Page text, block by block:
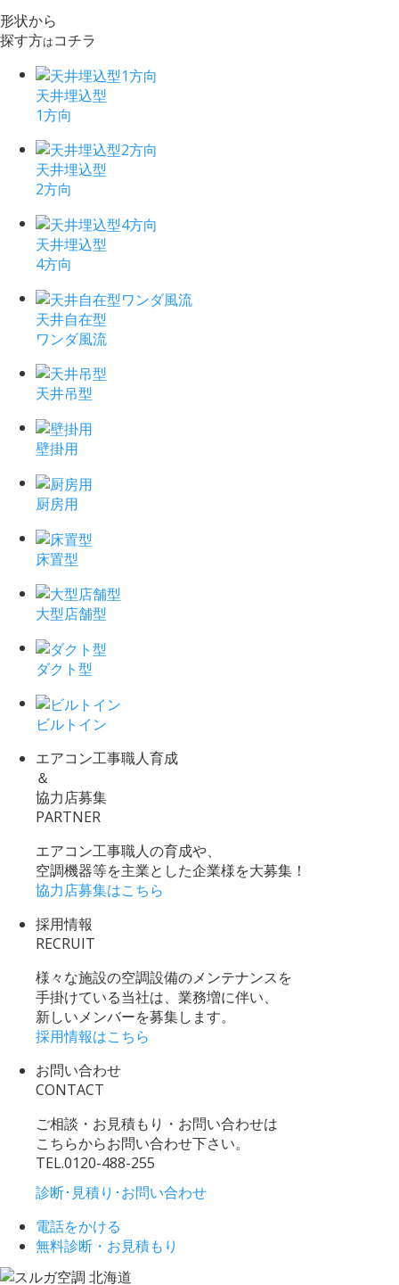
形状から
探す方はコチラ
天井埋込型
1方向
天井埋込型
2方向
天井埋込型
4方向
天井自在型
ワンダ風流
天井吊型
壁掛用
厨房用
床置型
大型店舗型
ダクト型
ビルトイン
エアコン工事職人育成
＆
協力店募集
PARTNER
エアコン工事職人の育成や、
空調機器等を主業とした企業様を大募集！
協力店募集はこちら
採用情報
RECRUIT
様々な施設の空調設備のメンテナンスを
手掛けている当社は、業務増に伴い、
新しいメンバーを募集します。
採用情報はこちら
お問い合わせ
CONTACT
ご相談・お見積もり・お問い合わせは
こちらからお問い合わせ下さい。
TEL.0120-488-255
診断･見積り･お問い合わせ
電話をかける
無料診断・お見積もり